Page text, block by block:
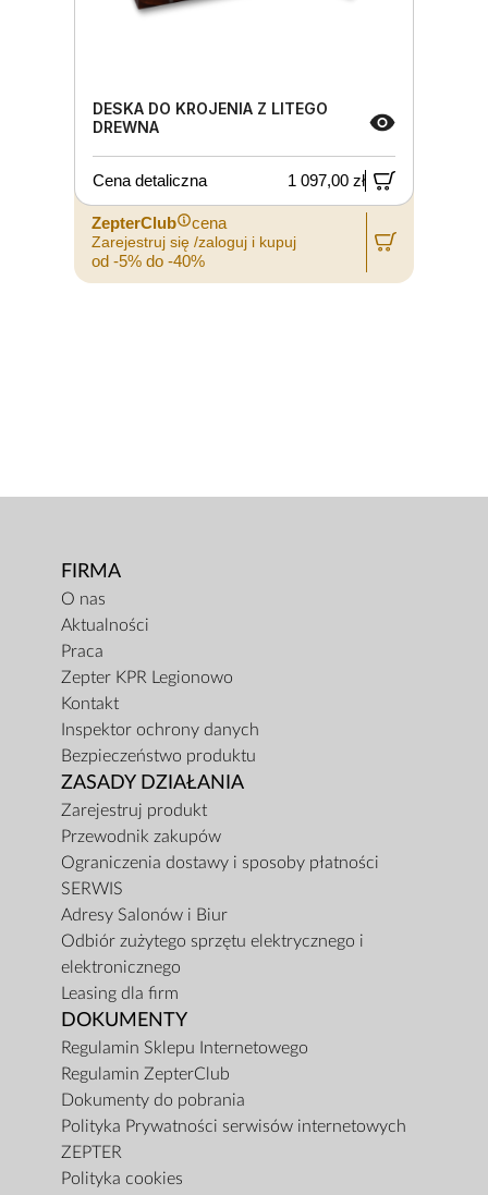
DESKA DO KROJENIA Z LITEGO
DREWNA
Cena detaliczna 1 097,00 zł
ZepterClub cena
Zarejestruj się /zaloguj i kupuj
od -5% do -40%
FIRMA
O nas
Aktualności
Praca
Zepter KPR Legionowo
Kontakt
Inspektor ochrony danych
Bezpieczeństwo produktu
ZASADY DZIAŁANIA
Zarejestruj produkt
Przewodnik zakupów
Ograniczenia dostawy i sposoby płatności
SERWIS
Adresy Salonów i Biur
Odbiór zużytego sprzętu elektrycznego i
elektronicznego
Leasing dla firm
DOKUMENTY
Regulamin Sklepu Internetowego
Regulamin ZepterClub
Dokumenty do pobrania
Polityka Prywatności serwisów internetowych
ZEPTER
Polityka cookies